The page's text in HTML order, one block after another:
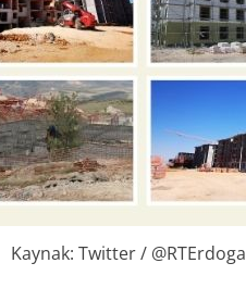
Kaynak: Twitter /